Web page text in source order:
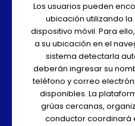
Los usuarios pueden
ubicación utilizando
dispositivo móvil. Para
a su ubicación en el
sistema detectarla
deberán ingresar su
teléfono y correo
disponibles. La
grúas cercanas,
conductor coordinará